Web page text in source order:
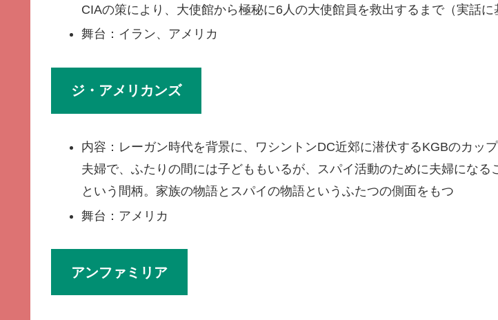
CIAの策により、大使館から極秘に6人の大使館員を救出するまで（実話に
舞台：イラン、アメリカ
ジ・アメリカンズ
内容：レーガン時代を背景に、ワシントンDC近郊に潜伏するKGBのカップ
夫婦で、ふたりの間には子どももいるが、スパイ活動のために夫婦になる
という間柄。家族の物語とスパイの物語というふたつの側面をもつ
舞台：アメリカ
アンファミリア